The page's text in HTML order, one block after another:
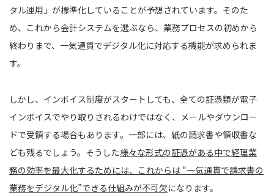
タル運用」が標準化していることが予想されています。そのた
め、これから会計システムを選ぶなら、業務プロセスの初めから
終わりまで、一気通貫でデジタル化に対応する機能が求められま
す。
しかし、インボイス制度がスタートしても、全ての証憑類が電子
インボイスでやり取りされるわけではなく、メールやダウンロー
ドで受領する場合もあります。一部には、紙の請求書や領収書な
ども残るでしょう。そうした様々な形式の証憑がある中で経理業
務の効率を最大化するためには、これからは “一気通貫で請求書の
業務をデジタル化”できる仕組みが不可欠になります。